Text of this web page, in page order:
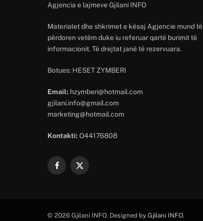
Agjencia e lajmeve Gjilani INFO
Materialet dhe shkrimet e kësaj Agjencie mund të
përdoren vetëm duke iu referuar qartë burimit të
informacionit. Të drejtat janë të rezervuara.
Botues: HESET ZYMBERI
Email: hzymberi@hotmail.com
gjilani.info@gmail.com
marketing@hotmail.com
Kontakti: O44176808
Facebook
X
© 2026 Gjilani INFO. Designed by Gjilani INFO.